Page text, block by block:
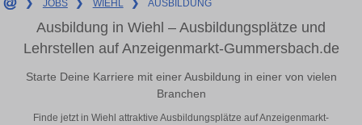
❯ JOBS ❯ WIEHL ❯ AUSBILDUNG
Ausbildung in Wiehl – Ausbildungsplätze und
Lehrstellen auf Anzeigenmarkt-Gummersbach.de
Starte Deine Karriere mit einer Ausbildung in einer von vielen
Branchen
Finde jetzt in Wiehl attraktive Ausbildungsplätze auf Anzeigenmarkt-